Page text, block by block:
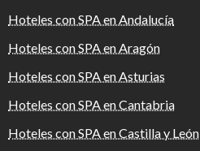
Hoteles con SPA en Andalucía
Hoteles con SPA en Aragón
Hoteles con SPA en Asturias
Hoteles con SPA en Cantabria
Hoteles con SPA en Castilla y León